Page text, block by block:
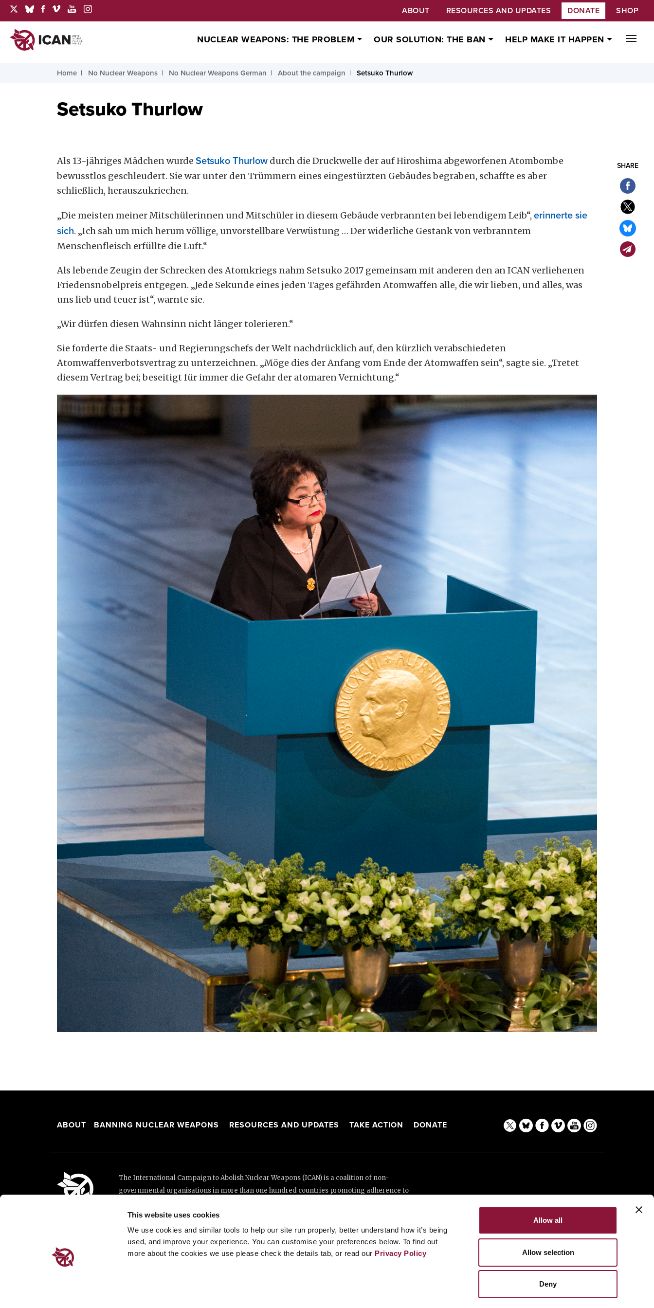
This website uses cookies
We use cookies and similar tools to help our site run properly, better understand how it’s being
used, and improve your experience. You can customise your preferences below. To find out
more about the cookies we use please check the details tab, or read our Privacy Policy
Allow all
Allow selection
Deny
ABOUT RESOURCES AND UPDATES DONATE SHOP
NUCLEAR WEAPONS: THE PROBLEM OUR SOLUTION: THE BAN HELP MAKE IT HAPPEN
Home No Nuclear Weapons No Nuclear Weapons German About the campaign Setsuko Thurlow
SHARE
Setsuko Thurlow
Als 13-jähriges Mädchen wurde Setsuko Thurlow durch die Druckwelle der auf Hiroshima abgeworfenen Atombombe
bewusstlos geschleudert. Sie war unter den Trümmern eines eingestürzten Gebäudes begraben, schaffte es aber
schließlich, herauszukriechen.
„Die meisten meiner Mitschülerinnen und Mitschüler in diesem Gebäude verbrannten bei lebendigem Leib“, erinnerte sie
sich. „Ich sah um mich herum völlige, unvorstellbare Verwüstung … Der widerliche Gestank von verbranntem
Menschenfleisch erfüllte die Luft.“
Als lebende Zeugin der Schrecken des Atomkriegs nahm Setsuko 2017 gemeinsam mit anderen den an ICAN verliehenen
Friedensnobelpreis entgegen. „Jede Sekunde eines jeden Tages gefährden Atomwaffen alle, die wir lieben, und alles, was
uns lieb und teuer ist“, warnte sie.
„Wir dürfen diesen Wahnsinn nicht länger tolerieren.“
Sie forderte die Staats- und Regierungschefs der Welt nachdrücklich auf, den kürzlich verabschiedeten
Atomwaffenverbotsvertrag zu unterzeichnen. „Möge dies der Anfang vom Ende der Atomwaffen sein“, sagte sie. „Tretet
diesem Vertrag bei; beseitigt für immer die Gefahr der atomaren Vernichtung.“
ABOUT BANNING NUCLEAR WEAPONS RESOURCES AND UPDATES TAKE ACTION DONATE
The International Campaign to Abolish Nuclear Weapons (ICAN) is a coalition of non-
governmental organisations in more than one hundred countries promoting adherence to
This website was made possible thanks to the generous support of New Zealand and Swiss
Loterie Romande.